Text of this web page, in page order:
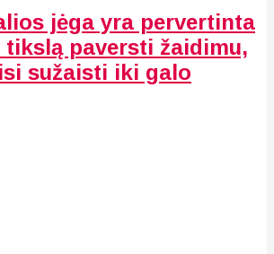
jėga yra pervertinta
paversti žaidimu,
sužaisti iki galo